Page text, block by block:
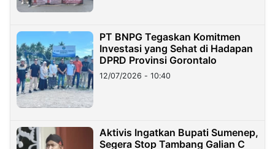
PT BNPG Tegaskan Komitmen
Investasi yang Sehat di Hadapan
DPRD Provinsi Gorontalo
12/07/2026 - 10:40
Aktivis Ingatkan Bupati Sumenep,
Segera Stop Tambang Galian C